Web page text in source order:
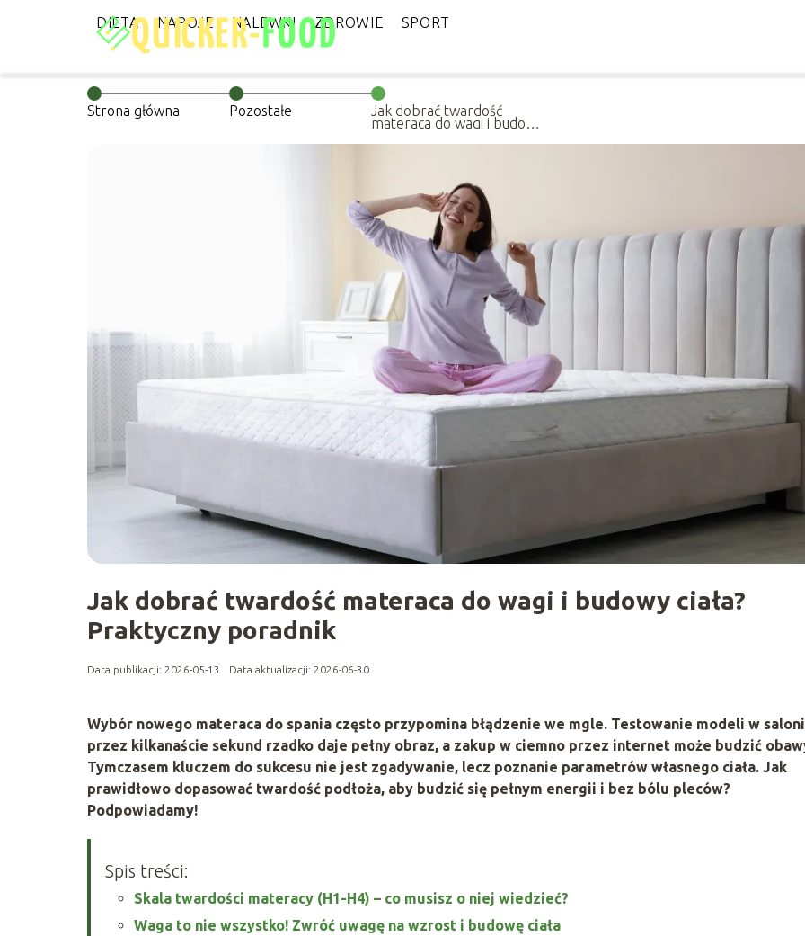
DIETA NAPOJE NALEWKI ZDROWIE SPORT
Strona główna Pozostałe Jak dobrać twardość
materaca do wagi i budowy
Jak dobrać twardość materaca do wagi i budowy ciała?
Praktyczny poradnik
Data publikacji: 2026-05-13 Data aktualizacji: 2026-06-30
Wybór nowego materaca do spania często przypomina błądzenie we mgle. Testowanie modeli w
przez kilkanaście sekund rzadko daje pełny obraz, a zakup w ciemno przez internet może budzić
Tymczasem kluczem do sukcesu nie jest zgadywanie, lecz poznanie parametrów własnego ciała. Jak
prawidłowo dopasować twardość podłoża, aby budzić się pełnym energii i bez bólu pleców?
Podpowiadamy!
Spis treści:
Skala twardości materacy (H1-H4) – co musisz o niej wiedzieć?
Waga to nie wszystko! Zwróć uwagę na wzrost i budowę ciała